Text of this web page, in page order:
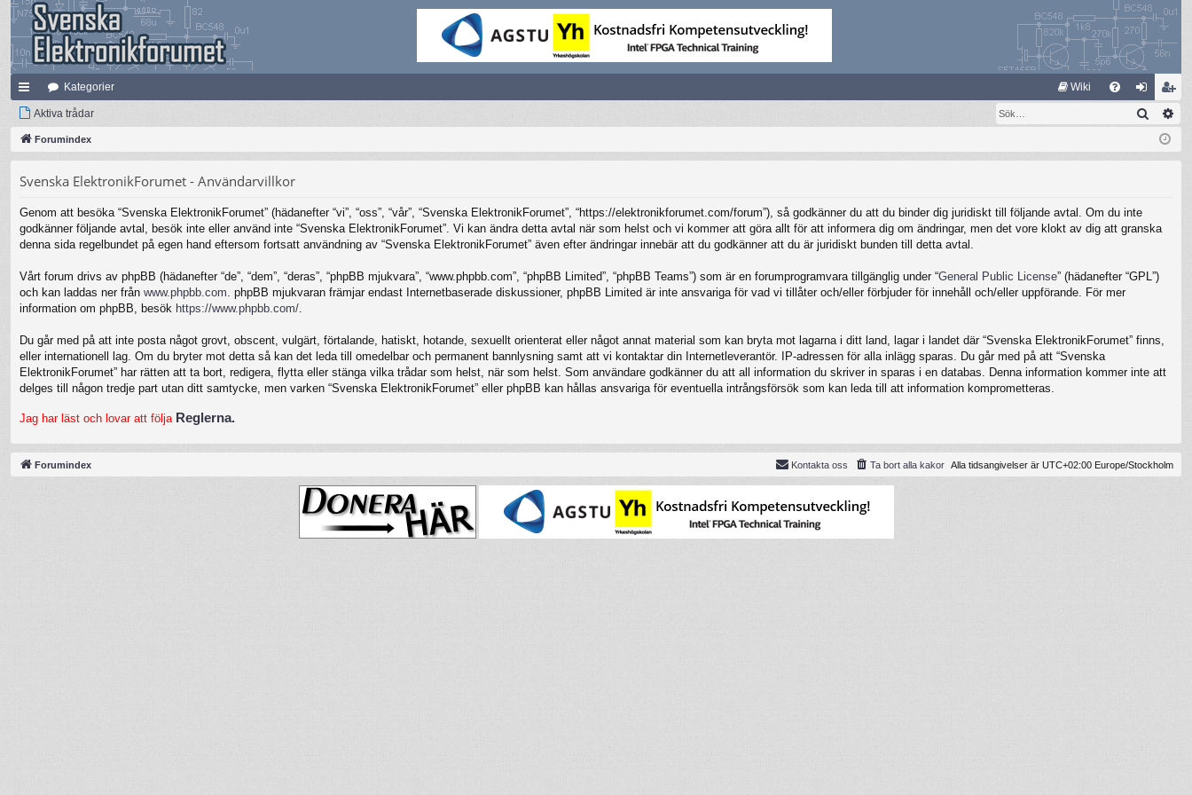
na
bb
ar
Kategorier Wiki
og li
m
Aktiva trådar Sök
Forumindex
Svenska ElektronikForumet - Användarvillkor
Genom att besöka “Svenska ElektronikForumet” (hädanefter “vi”, “oss”, “vår”, “Svenska ElektronikForumet”, “https://elektronikforumet.com/forum”), så godkänner du att du binder dig juridiskt till följande avtal. Om du inte
godkänner följande avtal, besök inte eller använd inte “Svenska ElektronikForumet”. Vi kan ändra detta avtal när som helst och vi kommer att göra allt för att informera dig om ändringar, men det vore klokt av dig att granska
denna sida regelbundet på egen hand eftersom fortsatt användning av “Svenska ElektronikForumet” även efter ändringar innebär att du godkänner att du är juridiskt bunden till detta avtal.
Vårt forum drivs av phpBB (hädanefter “de”, “dem”, “deras”, “phpBB mjukvara”, “www.phpbb.com”, “phpBB Limited”, “phpBB Teams”) som är en forumprogramvara tillgänglig under “General Public License” (hädanefter “GPL”)
och kan laddas ner från www.phpbb.com . phpBB mjukvaran främjar endast Internetbaserade diskussioner, phpBB Limited är inte ansvariga för vad vi tillåter och/eller förbjuder för innehåll och/eller uppförande. För mer
information om phpBB, besök https://www.phpbb.com/
Du går med på att inte posta något grovt, obscent, vulgärt, förtalande, hatiskt, hotande, sexuellt orienterat eller något annat material som kan bryta mot lagarna i ditt land, lagar i landet där “Svenska ElektronikForumet” finns,
eller internationell lag. Om du bryter mot detta så kan det leda till omedelbar och permanent bannlysning samt att vi kontaktar din Internetleverantör. IP-adressen för alla inlägg sparas. Du går med på att “Svenska
ElektronikForumet” har rätten att ta bort, redigera, flytta eller stänga vilka trådar som helst, när som helst. Som användare godkänner du att all information du skriver in sparas i en databas. Denna information kommer inte att
delges till någon tredje part utan ditt samtycke, men varken “Svenska ElektronikForumet” eller phpBB kan hållas ansvariga för eventuella intrångsförsök som kan leda till att information komprometteras.
Jag har läst och lovar att följa Reglerna.
Forumindex Alla tidsangivelser är UTC+02:00 Europe/Stockholm
Ta bort alla kakor
Kontakta oss